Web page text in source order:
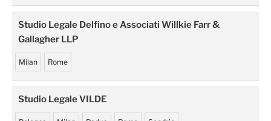
Studio Legale Delfino e Associati Willkie Farr &
Gallagher LLP
Milan Rome
Studio Legale VILDE